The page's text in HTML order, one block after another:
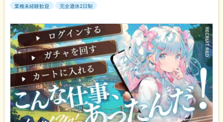
業種未経験歓迎
完全週休2日制